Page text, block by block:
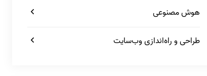
هوش مصنوعی
طراحی و راه‌اندازی وب‌سایت